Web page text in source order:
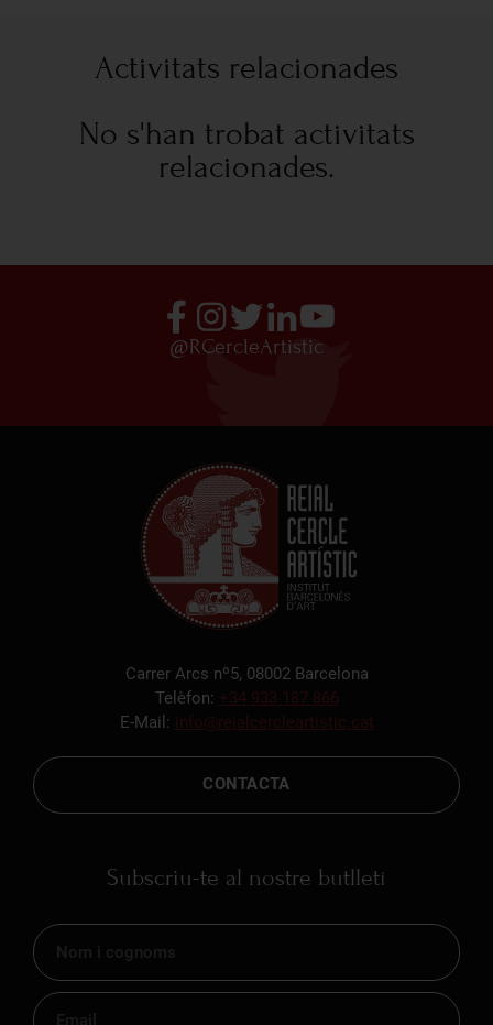
Activitats relacionades
No s'han trobat activitats
relacionades.
@RCercleArtistic
Carrer Arcs nº5, 08002 Barcelona
Telèfon: +34 933 187 866
E-Mail: info@reialcercleartistic.cat
CONTACTA
Subscriu-te al nostre butlletí